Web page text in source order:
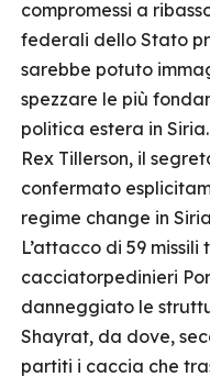
compromessi a
federali dello Stato
sarebbe potuto
spezzare le più
politica estera in
Rex Tillerson, il
confermato
regime change in
L’attacco di 59
cacciatorpedinieri
danneggiato le
Shayrat, da dove,
partiti i caccia che